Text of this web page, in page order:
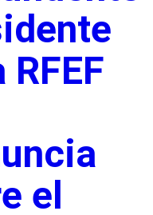
RFEF
el